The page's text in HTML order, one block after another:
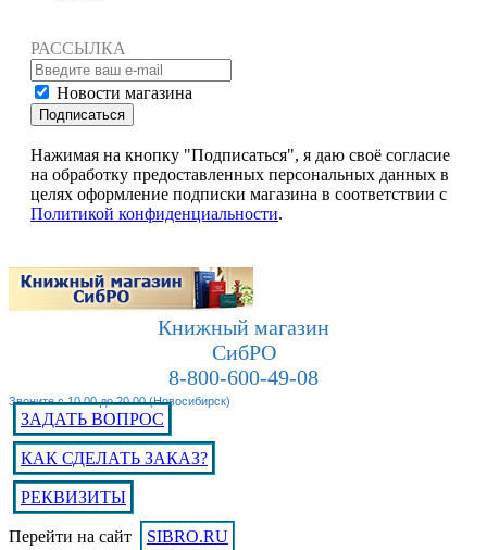
РАССЫЛКА
Новости магазина
Подписаться
Нажимая на кнопку "Подписаться", я даю своё согласие
на обработку предоставленных персональных данных в
целях оформление подписки магазина в соответствии с
Политикой конфиденциальности.
Книжный магазин
СибРО
8-800-600-49-08
Звоните с 10.00 до 20.00 (Новосибирск)
ЗАДАТЬ ВОПРОС
КАК СДЕЛАТЬ ЗАКАЗ?
РЕКВИЗИТЫ
Перейти на сайт SIBRO.RU